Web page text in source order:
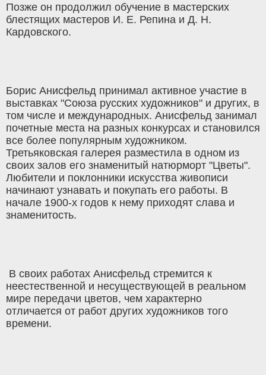
Позже он продолжил обучение в мастерских
блестящих мастеров И. Е. Репина и Д. Н.
Кардовского.
Борис Анисфельд принимал активное участие в
выставках "Союза русских художников" и других, в
том числе и международных. Анисфельд занимал
почетные места на разных конкурсах и становился
все более популярным художником.
Третьяковская галерея разместила в одном из
своих залов его знаменитый натюрморт "Цветы".
Любители и поклонники искусства живописи
начинают узнавать и покупать его работы. В
начале 1900-х годов к нему приходят слава и
знаменитость.
В своих работах Анисфельд стремится к
неестественной и несуществующей в реальном
мире передачи цветов, чем характерно
отличается от работ других художников того
времени.